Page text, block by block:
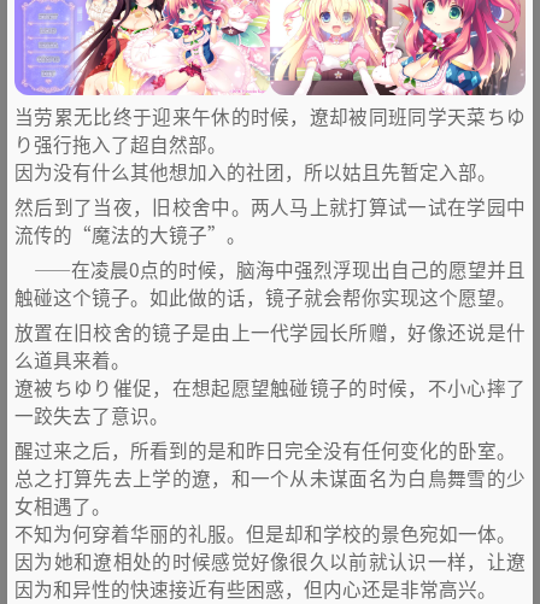
当劳累无比终于迎来午休的时候，遼却被同班同学天菜ちゆ
り强行拖入了超自然部。
因为没有什么其他想加入的社团，所以姑且先暂定入部。
然后到了当夜，旧校舍中。两人马上就打算试一试在学园中
流传的“魔法的大镜子”。
——在凌晨0点的时候，脑海中强烈浮现出自己的愿望并且
触碰这个镜子。如此做的话，镜子就会帮你实现这个愿望。
放置在旧校舍的镜子是由上一代学园长所赠，好像还说是什
么道具来着。
遼被ちゆり催促，在想起愿望触碰镜子的时候，不小心摔了
一跤失去了意识。
醒过来之后，所看到的是和昨日完全没有任何变化的卧室。
总之打算先去上学的遼，和一个从未谋面名为白鳥舞雪的少
女相遇了。
不知为何穿着华丽的礼服。但是却和学校的景色宛如一体。
因为她和遼相处的时候感觉好像很久以前就认识一样，让遼
因为和异性的快速接近有些困惑，但内心还是非常高兴。